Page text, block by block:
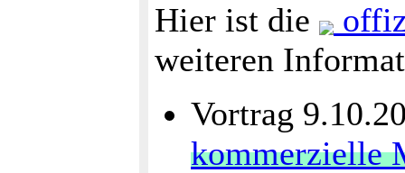
Hier ist die
weiteren
Vortrag
kommerzielle